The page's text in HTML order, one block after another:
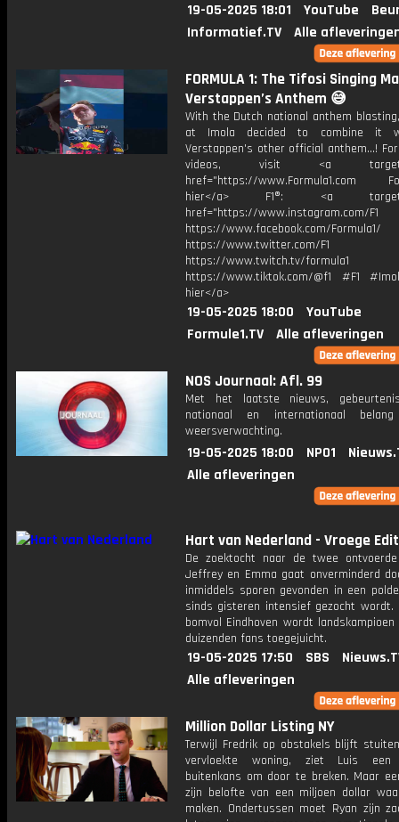
19-05-2025 18:01 YouTube
Informatief.TV
Alle
FORMULA 1: The Tifosi Singing
Verstappen’s Anthem 😅
With the Dutch national anthem
at Imola decided to combine it
Verstappen's other official anthem...! For
videos, visit <a
href="https://www.Formula1.com
hier</a> F1®: <a
href="https://www.instagram.com/F1
https://www.facebook.com/Formula1/
https://www.twitter.com/F1
https://www.twitch.tv/formula1
https://www.tiktok.com/@f1 #F1
hier</a>
19-05-2025 18:00
YouTube
Formule1.TV
Alle afleveringen
NOS Journaal: Afl. 99
Met het laatste nieuws,
nationaal en internationaal
weersverwachting.
19-05-2025 18:00 NPO1
Alle afleveringen
Hart van Nederland - Vroege
De zoektocht naar de twee
Jeffrey en Emma gaat onverminderd
inmiddels sporen gevonden in een
sinds gisteren intensief gezocht wordt.
bomvol Eindhoven wordt landskampioen
duizenden fans toegejuicht.
19-05-2025 17:50 SBS
Alle afleveringen
Million Dollar Listing NY
Terwijl Fredrik op obstakels blijft
vervloekte woning, ziet Luis een
buitenkans om door te breken. Maar
zijn belofte van een miljoen dollar
maken. Ondertussen moet Ryan zijn